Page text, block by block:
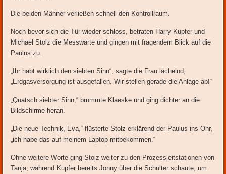
Die beiden Männer verließen schnell den Kontrollraum.
Noch bevor sich die Tür wieder schloss, betraten Harry Kupfer und
Michael Stolz die Messwarte und gingen mit fragendem Blick auf die
Paulus zu.
„Ihr habt wirklich den siebten Sinn“, sagte die Frau lächelnd,
„Erdgasversorgung ist ausgefallen. Wir stellen gerade die Anlage ab!“
„Quatsch siebter Sinn,“ brummte Klaeske und ging dichter an die
Bildschirme heran.
„Die neue Technik, Eva,“ flüsterte Stolz erklärend der Paulus ins Ohr,
„ich habe das auf meinem Laptop mitbekommen.“
Ohne weitere Worte ging Stolz weiter zu den Prozessleitstationen von
Tanja, während Kupfer bereits Jonny über die Schulter schaute, um